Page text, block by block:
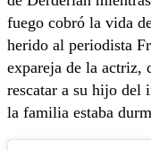
fuego cobró la vida
herido al periodista
expareja de la actriz,
rescatar a su hijo del
la familia estaba